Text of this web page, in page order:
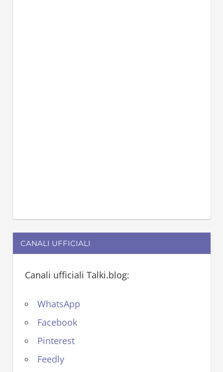
CANALI UFFICIALI
Canali ufficiali Talki.blog:
WhatsApp
Facebook
Pinterest
Feedly